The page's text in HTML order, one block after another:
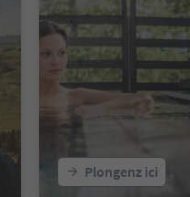
Plongenz ici